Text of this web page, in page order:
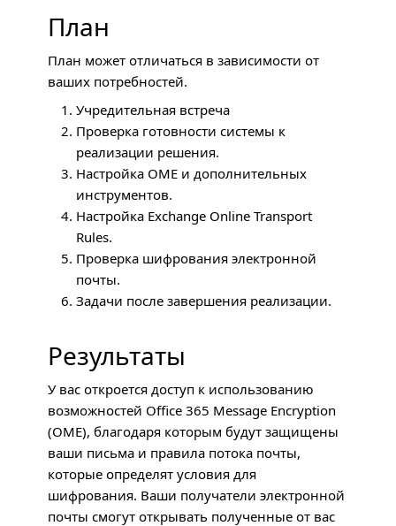
План
План может отличаться в зависимости от
ваших потребностей.
Учредительная встреча
Проверка готовности системы к
реализации решения.
Настройка ОМЕи дополнительных
инструментов.
Настройка Exchange Online Transport
Rules.
Проверка шифрования электронной
почты.
Задачи после завершения реализации.
Результаты
У вас откроется доступ к использованию
возможностей Office 365 Message Encryption
(OME), благодаря которым будут защищены
ваши письма и правила потока почты,
которые определят условия для
шифрования. Ваши получатели электронной
почты смогут открывать полученные от вас